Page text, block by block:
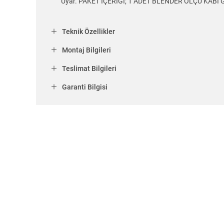
Teknik Özellikler
Montaj Bilgileri
Teslimat Bilgileri
Garanti Bilgisi